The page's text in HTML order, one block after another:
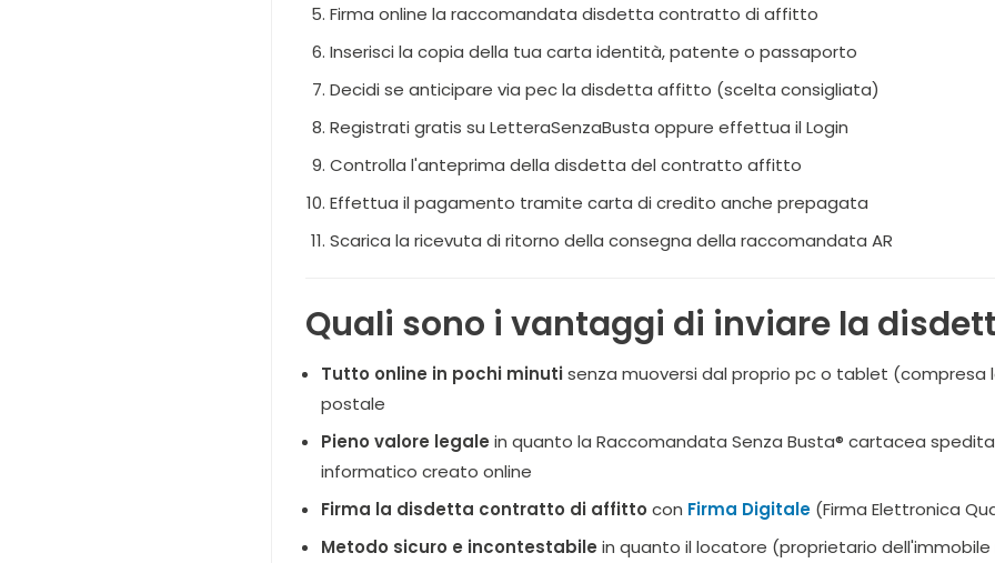
Firma online la raccomandata disdetta contratto di affitto
Inserisci la copia della tua carta identità, patente o passaporto
Decidi se anticipare via pec la disdetta affitto (scelta consigliata)
Registrati gratis su LetteraSenzaBusta oppure effettua il Login
Controlla l'anteprima della disdetta del contratto affitto
Effettua il pagamento tramite carta di credito anche prepagata
Scarica la ricevuta di ritorno della consegna della raccomandata AR
Quali sono i vantaggi di inviare la
Tutto online in pochi minutisenza muoversi dal proprio pc o tablet
postale
Pieno valore legale in quanto la Raccomandata Senza Busta® cartacea
informatico creato online
Firma la disdetta contratto di affitto con Firma Digitale (Firma Elettronica
Metodo sicuro e incontestabile in quanto il locatore (proprietario